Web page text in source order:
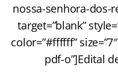
nossa-senhora-dos-
target=”blank”
color=”#ffffff”
pdf-o”]Edital